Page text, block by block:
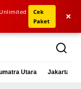
Cek
Paket
×
Utara Jakarta